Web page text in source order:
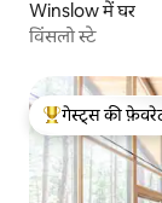
Winslow में घर
विंसलो स्टे
गेस्ट्स का टॉप
गेस्ट्स की